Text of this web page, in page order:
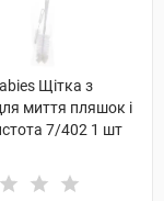
Щітка з
миття пляшок і
7/402 1 шт